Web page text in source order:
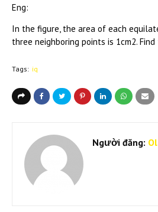
Eng:
In the figure, the area of each
three neighboring points is 1cm2.
Tags: iq
Người đăng: